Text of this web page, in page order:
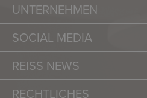
UNTERNEHMEN
SOCIAL MEDIA
REISS NEWS
RECHTLICHES